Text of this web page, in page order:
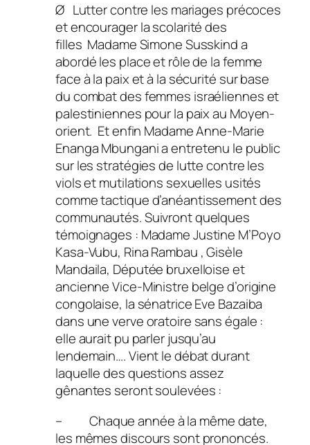
Ø Lutter contre les mariages précoces
et encourager la scolarité des
filles Madame Simone Susskind a
abordé les place et rôle de la femme
face à la paix et à la sécurité sur base
du combat des femmes israéliennes et
palestiniennes pour la paix au Moyen-
orient. Et enfin Madame Anne-Marie
Enanga Mbungani a entretenu le public
sur les stratégies de lutte contre les
viols et mutilations sexuelles usités
comme tactique d’anéantissement des
communautés. Suivront quelques
témoignages : Madame Justine M’Poyo
Kasa-Vubu, Rina Rambau , Gisèle
Mandaila, Députée bruxelloise et
ancienne Vice-Ministre belge d’origine
congolaise, la sénatrice Eve Bazaiba
dans une verve oratoire sans égale :
elle aurait pu parler jusqu’au
lendemain…. Vient le débat durant
laquelle des questions assez
gênantes seront soulevées :
– Chaque année à la même date,
les mêmes discours sont prononcés.